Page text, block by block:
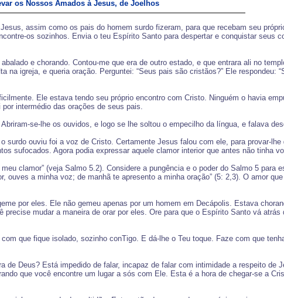
os Nossos Amados à Jesus, de Joelhos
assim como os pais do homem surdo fizeram, para que recebam seu
os sozinhos. Envia o teu Espírito Santo para despertar e conquistar seus
e chorando. Contou-me que era de outro estado, e que entrara ali no
igreja, e queria oração. Perguntei: “Seus pais são cristãos?” Ele respondeu:
Ele estava tendo seu próprio encontro com Cristo. Ninguém o havia
intermédio das orações de seus pais.
se-lhe os ouvidos, e logo se lhe soltou o empecilho da língua, e falava
ouviu foi a voz de Cristo. Certamente Jesus falou com ele, para provar-lhe
sufocados. Agora podia expressar aquele clamor interior que antes não tinha
clamor” (veja Salmo 5.2). Considere a pungência e o poder do Salmo 5 para
a minha voz; de manhã te apresento a minha oração” (5: 2,3). O amor
por eles. Ele não gemeu apenas por um homem em Decápolis. Estava
mudar a maneira de orar por eles. Ore para que o Espírito Santo vá
que fique isolado, sozinho conTigo. E dá-lhe o Teu toque. Faze com que
Deus? Está impedido de falar, incapaz de falar com intimidade a respeito de
que você encontre um lugar a sós com Ele. Esta é a hora de chegar-se a